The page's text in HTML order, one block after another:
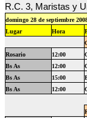
R.C. 3, Maristas y
domingo 28 de septiembre
Lugar
Hora
Rosario
12:00
Bs As
12:00
Bs As
15:00
Bs As
12:00